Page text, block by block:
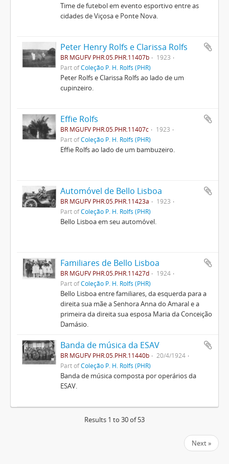
Time de futebol em evento esportivo entre as
cidades de Viçosa e Ponte Nova.
Peter Henry Rolfs e Clarissa Rolfs
BR MGUFV PHR.05.PHR.11407b
1923
Part ofColeção P. H. Rolfs (PHR)
Peter Rolfs e Clarissa Rolfs ao lado de um
cupinzeiro.
Effie Rolfs
BR MGUFV PHR.05.PHR.11407c
1923
Part ofColeção P. H. Rolfs (PHR)
Effie Rolfs ao lado de um bambuzeiro.
Automóvel de Bello Lisboa
BR MGUFV PHR.05.PHR.11423a
1923
Part ofColeção P. H. Rolfs (PHR)
Bello Lisboa em seu automóvel.
Familiares de Bello Lisboa
BR MGUFV PHR.05.PHR.11427d
1924
Part ofColeção P. H. Rolfs (PHR)
Bello Lisboa entre familiares, da esquerda para a
direita sua mãe a Senhora Anna do Amaral e a
primeira da direita sua esposa Maria da Conceição
Damásio.
Banda de música da ESAV
BR MGUFV PHR.05.PHR.11440b
20/4/1924
Part ofColeção P. H. Rolfs (PHR)
Banda de música composta por operários da
ESAV.
Results 1 to 30 of 53
Next »